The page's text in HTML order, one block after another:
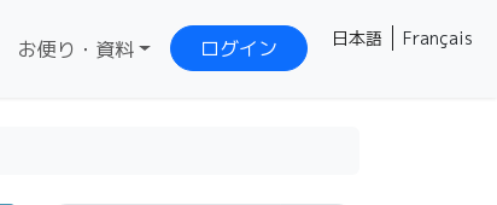
お便り・資料 ログイン Français
日本語